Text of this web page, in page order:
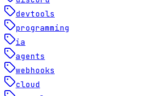
devtools
programming
ia
agents
webhooks
cloud